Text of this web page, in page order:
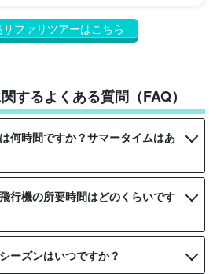
サファリツアーはこちら
するよくある質問（FAQ）
何時間ですか？サマータイムはあ
行機の所要時間はどのくらいです
ーズンはいつですか？